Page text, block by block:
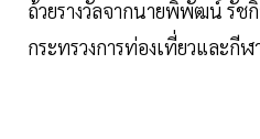
ถ้วยรางวัลจากนายพิพัฒน์ รัช
กระทรวงการท่องเที่ยวและกีฬ